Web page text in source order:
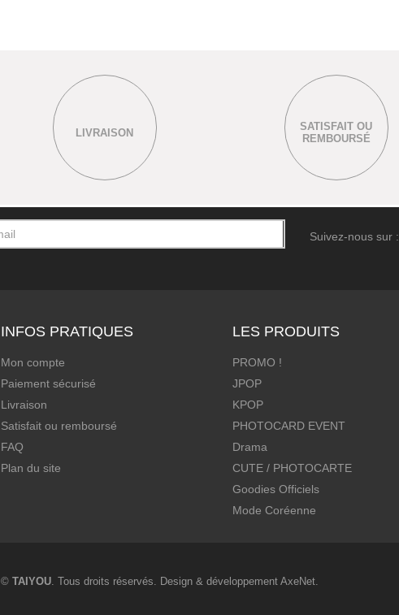
LIVRAISON
SATISFAIT OU
REMBOURSÉ
Suivez-nous sur :
INFOS PRATIQUES
Mon compte
Paiement sécurisé
Livraison
Satisfait ou remboursé
FAQ
Plan du site
LES PRODUITS
PROMO !
JPOP
KPOP
PHOTOCARD EVENT
Drama
CUTE / PHOTOCARTE
Goodies Officiels
Mode Coréenne
© TAIYOU . Tous droits réservés. Design & développement AxeNet